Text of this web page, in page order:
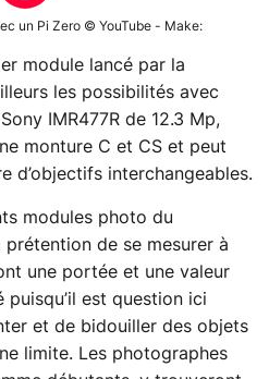
un Pi Zero © YouTube - Make:
module lancé par la
les possibilités avec
IMR477R de 12.3 Mp,
monture C et CS et peut
d’objectifs interchangeables.
modules photo du
prétention de se mesurer à
une portée et une valeur
puisqu’il est question ici
et de bidouiller des objets
limite. Les photographes